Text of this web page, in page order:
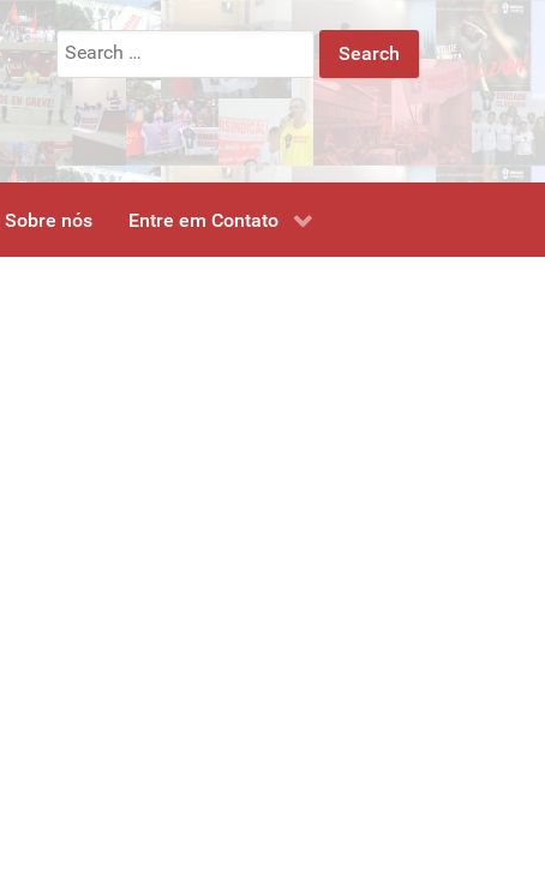
Search
for:
Sobre nós Entre em Contato